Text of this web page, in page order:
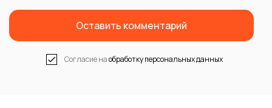
Оставить комментарий
Согласие наобработку персональных данных